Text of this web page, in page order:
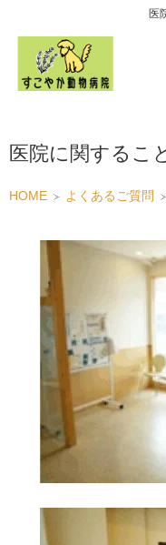
医
医院に関するこ
HOME よくあるご質問